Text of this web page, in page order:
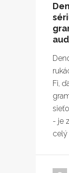
Fi,
- je
celý